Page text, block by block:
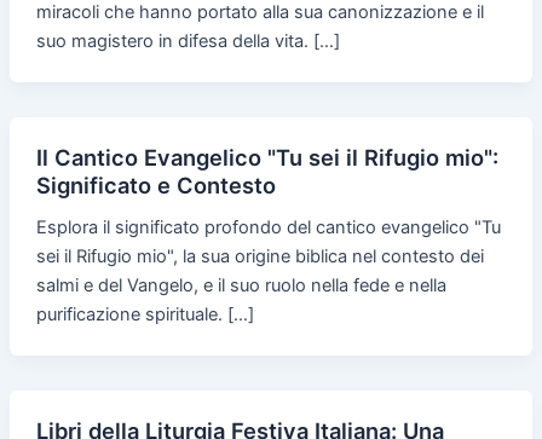
miracoli che hanno portato alla sua canonizzazione e il
suo magistero in difesa della vita. […]
Il Cantico Evangelico "Tu sei il Rifugio mio":
Significato e Contesto
Esplora il significato profondo del cantico evangelico "Tu
sei il Rifugio mio", la sua origine biblica nel contesto dei
salmi e del Vangelo, e il suo ruolo nella fede e nella
purificazione spirituale. […]
Libri della Liturgia Festiva Italiana: Una